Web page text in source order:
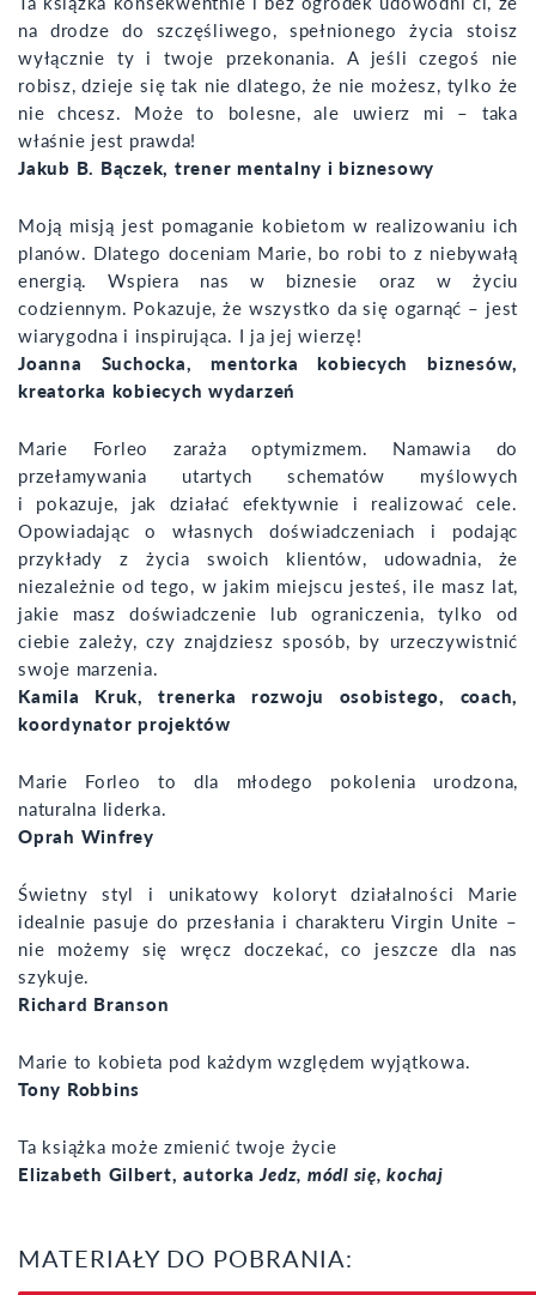
na drodze do szczęśliwego, spełnionego życia stoisz
wyłącznie ty i twoje przekonania. A jeśli czegoś nie
robisz, dzieje się tak nie dlatego, że nie możesz, tylko że
nie chcesz. Może to bolesne, ale uwierz mi – taka
właśnie jest prawda!
Jakub B. Bączek, trener mentalny i biznesowy
Moją misją jest pomaganie kobietom w realizowaniu ich
planów. Dlatego doceniam Marie, bo robi to z niebywałą
energią. Wspiera nas w biznesie oraz w życiu
codziennym. Pokazuje, że wszystko da się ogarnąć – jest
wiarygodna i inspirująca. I ja jej wierzę!
Joanna Suchocka, mentorka kobiecych biznesów,
kreatorka kobiecych wydarzeń
Marie Forleo zaraża optymizmem. Namawia do
przełamywania utartych schematów myślowych
i pokazuje, jak działać efektywnie i realizować cele.
Opowiadając o własnych doświadczeniach i podając
przykłady z życia swoich klientów, udowadnia, że
niezależnie od tego, w jakim miejscu jesteś, ile masz lat,
jakie masz doświadczenie lub ograniczenia, tylko od
ciebie zależy, czy znajdziesz sposób, by urzeczywistnić
swoje marzenia.
Kamila Kruk, trenerka rozwoju osobistego, coach,
koordynator projektów
Marie Forleo to dla młodego pokolenia urodzona,
naturalna liderka.
Oprah Winfrey
Świetny styl i unikatowy koloryt działalności Marie
idealnie pasuje do przesłania i charakteru Virgin Unite –
nie możemy się wręcz doczekać, co jeszcze dla nas
szykuje.
Richard Branson
Marie to kobieta pod każdym względem wyjątkowa.
Tony Robbins
Ta książka może zmienić twoje życie
Elizabeth Gilbert, autorkaJedz, módl się, kochaj
MATERIAŁY DO POBRANIA: